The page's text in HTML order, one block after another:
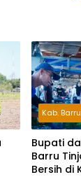
Kab. Barru
Bupati
Barru
Bersih di